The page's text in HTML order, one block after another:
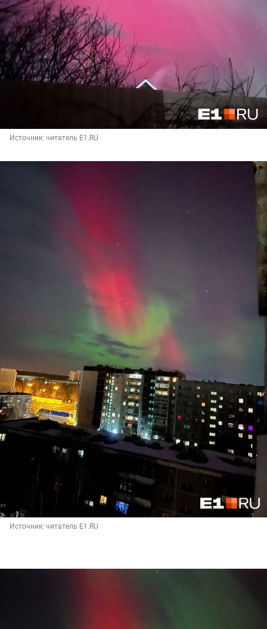
Источник: читатель E1.RU
Источник: читатель E1.RU